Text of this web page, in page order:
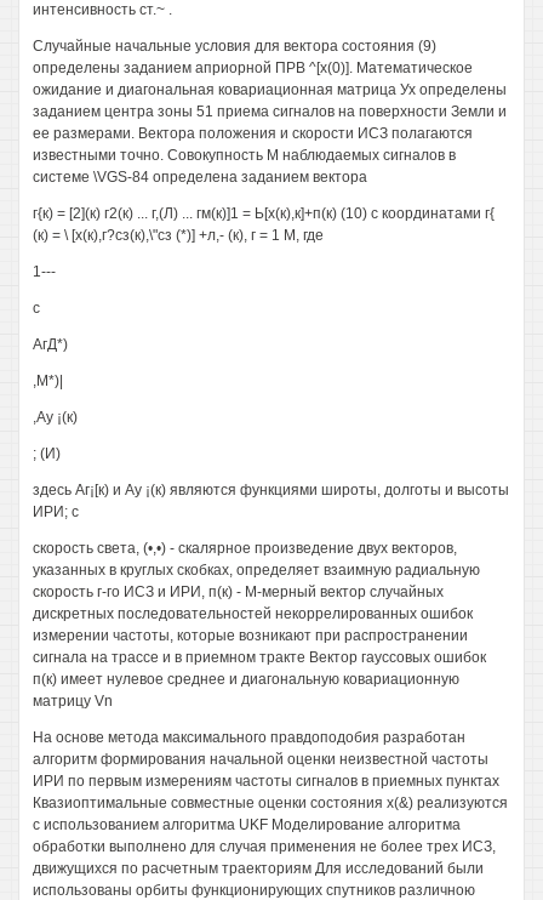
интенсивность ст.~ .
Случайные начальные условия для вектора состояния (9)
определены заданием априорной ПРВ ^[х(0)]. Математическое
ожидание и диагональная ковариационная матрица Ух определены
заданием центра зоны 51 приема сигналов на поверхности Земли и
ее размерами. Вектора положения и скорости ИСЗ полагаются
известными точно. Совокупность М наблюдаемых сигналов в
системе \VGS-84 определена заданием вектора
г{к) = [2](к) г2(к) ... г,(Л) ... гм(к)]1 = Ь[х(к),к]+п(к) (10) с координатами г{
(к) = \ [х(к),г?сз(к),\"сз (*)] +л,- (к), г = 1 М, где
1---
с
АгД*)
,М*)|
,Ау ¡(к)
; (И)
здесь Аг¡[к) и Ау ¡(к) являются функциями широты, долготы и высоты
ИРИ; с
скорость света, (•,•) - скалярное произведение двух векторов,
указанных в круглых скобках, определяет взаимную радиальную
скорость г-го ИСЗ и ИРИ, п(к) - М-мерный вектор случайных
дискретных последовательностей некоррелированных ошибок
измерении частоты, которые возникают при распространении
сигнала на трассе и в приемном тракте Вектор гауссовых ошибок
п(к) имеет нулевое среднее и диагональную ковариационную
матрицу Vn
На основе метода максимального правдоподобия разработан
алгоритм формирования начальной оценки неизвестной частоты
ИРИ по первым измерениям частоты сигналов в приемных пунктах
Квазиоптимальные совместные оценки состояния х(&) реализуются
с использованием алгоритма UKF Моделирование алгоритма
обработки выполнено для случая применения не более трех ИСЗ,
движущихся по расчетным траекториям Для исследований были
использованы орбиты функционирующих спутников различною